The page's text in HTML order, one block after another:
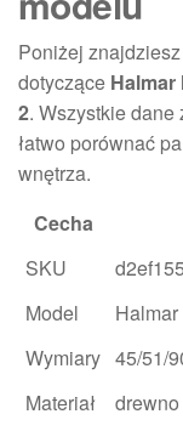
Poniżej
dotyczące Halmar
2. Wszystkie dane
łatwo porównać
wnętrza.
Cecha
SKU
Model
Wymiary 45/51/
Materiał